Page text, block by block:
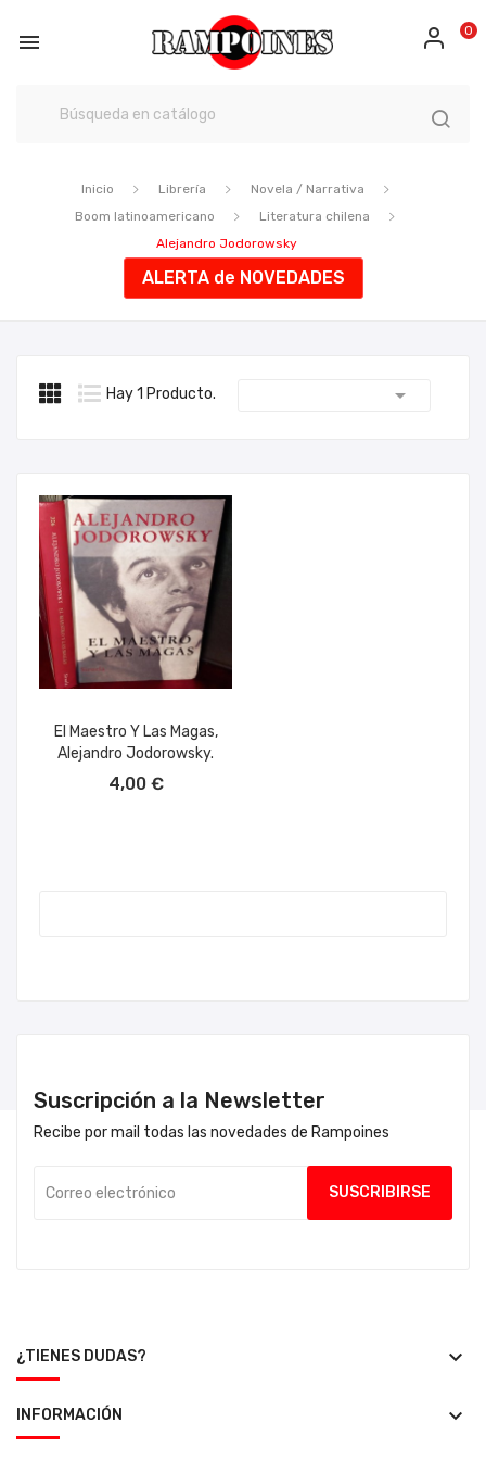
 0
Inicio Librería
Novela / Narrativa
Boom latinoamericano
Literatura chilena
Alejandro Jodorowsky
ALERTA de NOVEDADES
Hay 1 Producto. 
El Maestro Y Las Magas,
Alejandro Jodorowsky.
4,00 €
Suscripción a la Newsletter
Recibe por mail todas las novedades de Rampoines
¿TIENES DUDAS? keyboard_arrow_down
INFORMACIÓN keyboard_arrow_down